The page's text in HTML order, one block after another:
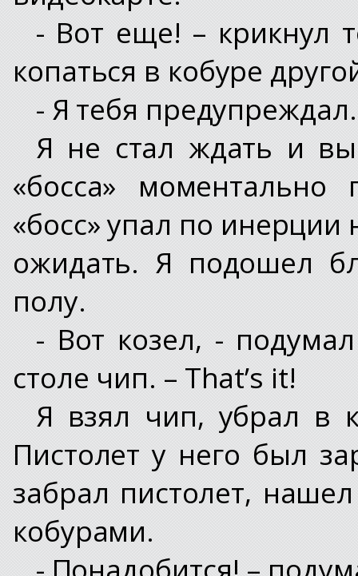
- Вот еще! – крикнул
копаться в кобуре
- Я тебя
Я не стал ждать и
«босса»
«босс» упал по
ожидать. Я подошел
полу.
- Вот козел, -
столе чип. – That’s it!
Я взял чип, убрал в
Пистолет у него был
забрал пистолет,
кобурами.